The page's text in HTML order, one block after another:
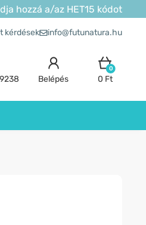
hozzá a/az HET15 kódot
kérdések info@futunatura.hu
Belépés
0
0 Ft